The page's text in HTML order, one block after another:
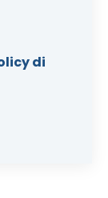
di